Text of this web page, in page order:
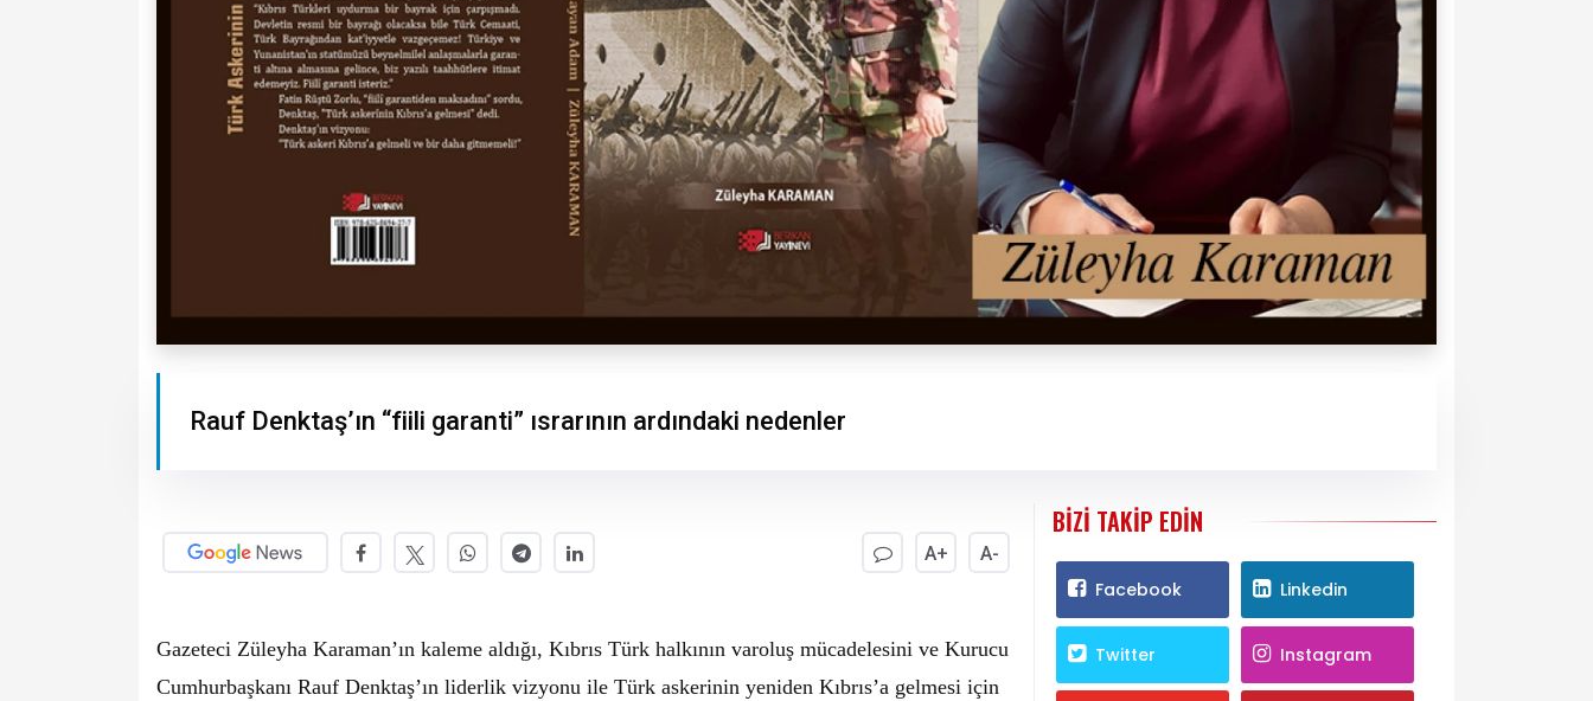
Rauf Denktaş’ın “fiili garanti” ısrarının ardındaki nedenler
A+ A-
Gazeteci Züleyha Karaman’ın kaleme aldığı, Kıbrıs Türk halkının varoluş mücadelesini ve Kurucu
Cumhurbaşkanı Rauf Denktaş’ın liderlik vizyonu ile Türk askerinin yeniden Kıbrıs’a gelmesi için
BIZI TAKIP EDIN
Facebook Linkedin
Twitter Instagram